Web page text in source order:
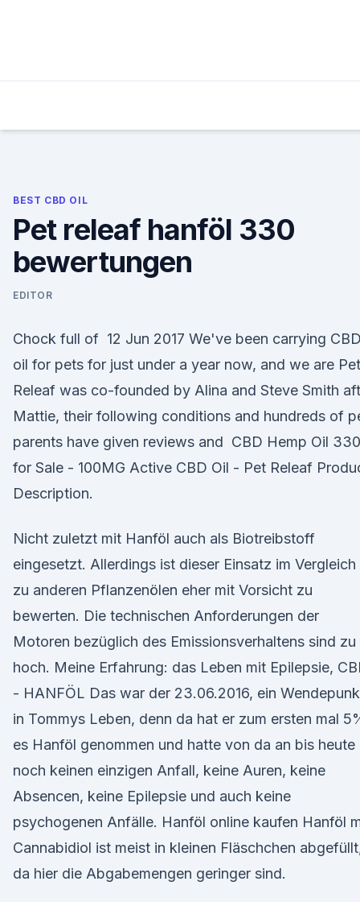
BEST CBD OIL
Pet releaf hanföl 330
bewertungen
EDITOR
Chock full of 12 Jun 2017 We've been carrying
oil for pets for just under a year now, and we are Pet
Releaf was co-founded by Alina and Steve Smith
Mattie, their following conditions and hundreds of
parents have given reviews and CBD Hemp Oil 330
for Sale - 100MG Active CBD Oil - Pet Releaf
Description.
Nicht zuletzt mit Hanföl auch als Biotreibstoff
eingesetzt. Allerdings ist dieser Einsatz im Vergleich
zu anderen Pflanzenölen eher mit Vorsicht zu
bewerten. Die technischen Anforderungen der
Motoren bezüglich des Emissionsverhaltens sind zu
hoch. Meine Erfahrung: das Leben mit Epilepsie,
- HANFÖL Das war der 23.06.2016, ein
in Tommys Leben, denn da hat er zum ersten mal
es Hanföl genommen und hatte von da an bis heute
noch keinen einzigen Anfall, keine Auren, keine
Absencen, keine Epilepsie und auch keine
psychogenen Anfälle. Hanföl online kaufen Hanföl
Cannabidiol ist meist in kleinen Fläschchen
da hier die Abgabemengen geringer sind.